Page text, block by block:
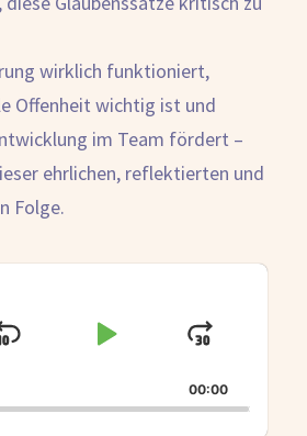
wirklich funktioniert,
Offenheit wichtig ist und
im Team fördert –
ehrlichen, reflektierten und
Folge.
Skip
Play
Pause
Jump
00:00